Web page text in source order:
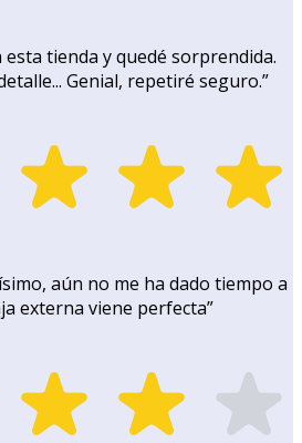
tienda y quedé sorprendida.
Genial, repetiré seguro.”
aún no me ha dado tiempo a
externa viene perfecta”